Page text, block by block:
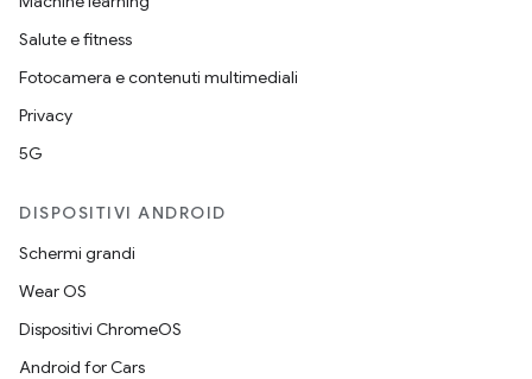
Salute e fitness
Fotocamera e contenuti multimediali
Privacy
5G
DISPOSITIVI ANDROID
Schermi grandi
Wear OS
Dispositivi ChromeOS
Android for Cars